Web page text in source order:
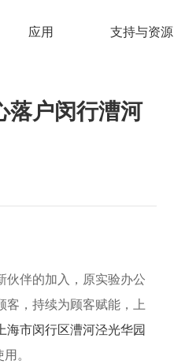
应用 支持与资源
落户闵行漕河
伙伴的加入，原实验办公
客，持续为顾客赋能，上
海市闵行区漕河泾光华园
。